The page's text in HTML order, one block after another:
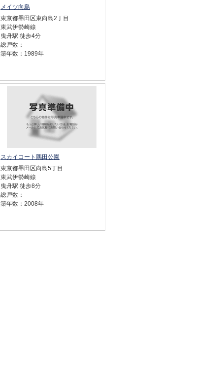
メイツ向島
東京都墨田区東向島2丁目
東武伊勢崎線
曳舟駅 徒歩4分
総戸数：
築年数：1989年
スカイコート隅田公園
東京都墨田区向島5丁目
東武伊勢崎線
曳舟駅 徒歩8分
総戸数：
築年数：2008年